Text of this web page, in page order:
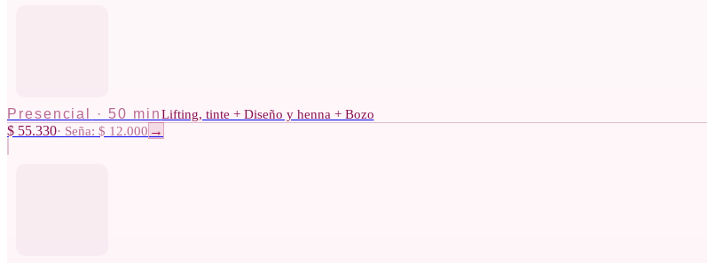
Presencial · 50 minLifting, tinte + Diseño y henna + Bozo
$ 55.330· Seña: $ 12.000 →